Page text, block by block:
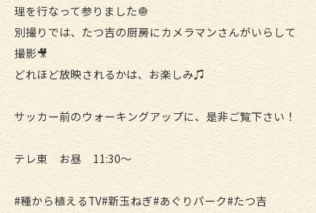
理を行なって参りました🧅
別撮りでは、たつ吉の厨房にカメラマンさんがいらして
撮影🎥
どれほど放映されるかは、お楽しみ♫
サッカー前のウォーキングアップに、是非ご覧下さい！
テレ東 お昼 11:30〜
#種から植えるTV#新玉ねぎ#あぐりパーク#たつ吉